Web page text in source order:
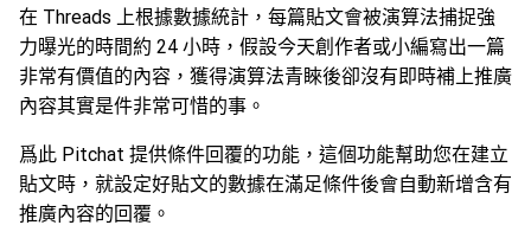
在 Threads 上根據數據統計，每篇貼文會被演算法捕捉強
力曝光的時間約 24 小時，假設今天創作者或小編寫出一篇
非常有價值的內容，獲得演算法青睞後卻沒有即時補上推廣
內容其實是件非常可惜的事。
爲此 Pitchat 提供條件回覆的功能，這個功能幫助您在建立
貼文時，就設定好貼文的數據在滿足條件後會自動新增含有
推廣內容的回覆。